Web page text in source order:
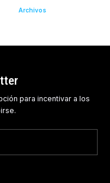
Archivos
para incentivar a los